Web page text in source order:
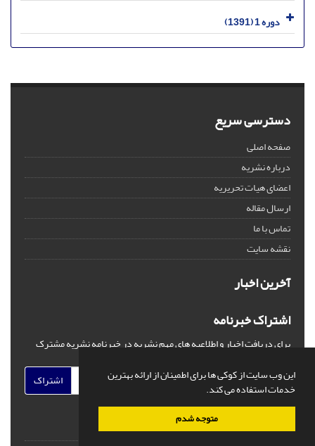
این وب سایت از کوکی ها برای اطمینان از ارائه بهترین
خدمات استفاده می کند.
متوجه شدم
دوره 1 (1391)
دسترسی سریع
صفحه اصلی
درباره نشریه
اعضای هیات تحریریه
ارسال مقاله
تماس با ما
نقشه سایت
آخرین اخبار
اشتراک خبرنامه
برای دریافت اخبار و اطلاعیه های مهم نشریه در خبرنامه نشریه مشترک
اشتراک